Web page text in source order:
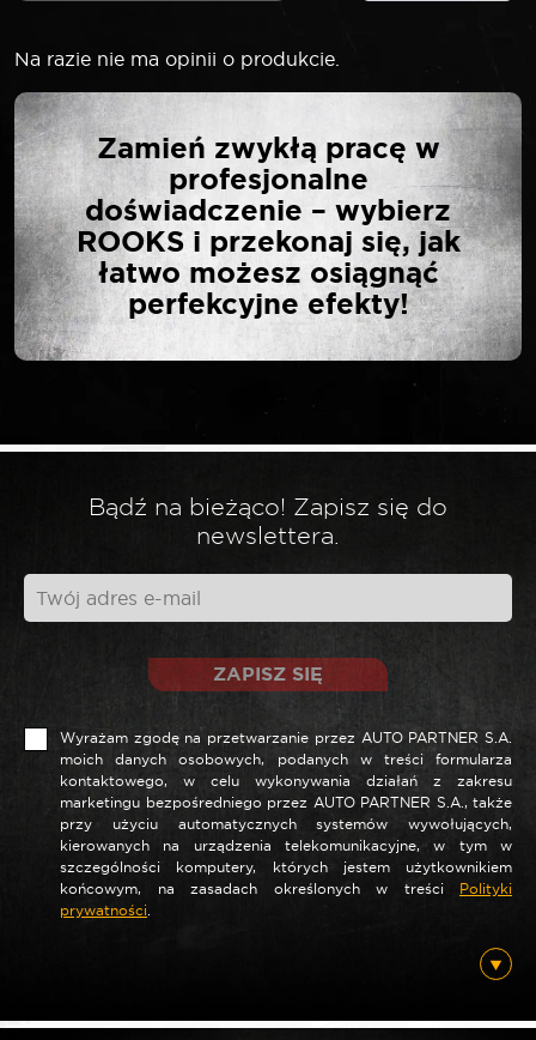
Na razie nie ma opinii o produkcie.
NAPISZ PIERWSZĄ
OPINIĘ O „ROOKS
ŻYŁKA DO
PODKASZARKI NA
SZPULI 1,6 MM”
Twój adres email nie zostanie opublikowany.
Nazwa*
Zamień zwykłą pracę w
profesjonalne
doświadczenie – wybierz
ROOKS i przekonaj się, jak
łatwo możesz osiągnąć
perfekcyjne efekty!
Bądź na bieżąco! Zapisz się do
newslettera.
ZAPISZ SIĘ
Wyrażam zgodę na przetwarzanie przez AUTO PARTNER S.A.
moich danych osobowych, podanych w treści formularza
kontaktowego, w celu wykonywania działań z zakresu
marketingu bezpośredniego przez AUTO PARTNER S.A., także
przy użyciu automatycznych systemów wywołujących,
kierowanych na urządzenia telekomunikacyjne, w tym w
szczególności komputery, których jestem użytkownikiem
końcowym, na zasadach określonych w treści Polityki
prywatności.